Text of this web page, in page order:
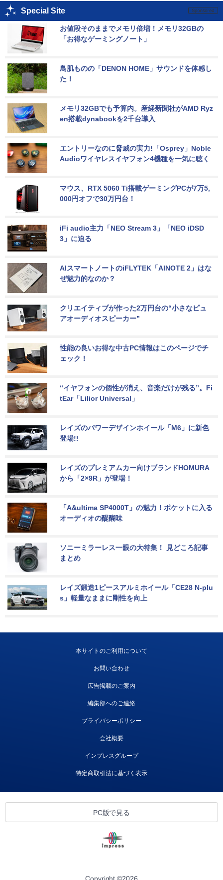
Special Site
お値段そのままでメモリ倍増！メモリ32GBの
「お得なゲーミングノート」
鳥肌ものの「DENON HOME」サウンドを体感し
た！
メモリ32GBでも予算内。産経新聞社がAMD Ryz
en搭載dynabookを2千台導入
エントリーなのに脅威の実力!「Osprey」Noble
Audioワイヤレスイヤフォン4機種を一気に聴く
マウス、RTX 5060 Ti搭載ゲーミングPCが7万5,
000円オフで30万円台！
iFi audio主力「NEO Stream 3」「NEO iDSD
3」に迫る
AIスマートノートのiFLYTEK「AINOTE 2」はな
ぜ魅力的なのか？
クリエイティブが作った2万円台の“小さなピュ
アオーディオスピーカー”
性能の良いお得な中古PC情報はこのページでチ
ェック！
“イヤフォンの個性が消え、音楽だけが残る”。Fi
tEar「Lilior Universal」
レイズのパワーデザインホイール「M6」に新色
登場!!
レイズのプレミアムカー向けブランドHOMURA
から「2×9R」が登場！
「A&ultima SP4000T」の魅力！ポケットに入る
オーディオの醍醐味
ソニーミラーレス一眼の大特集！ 見どころ記事
まとめ
レイズ鍛造1ピースアルミホイール「CE28 N-plu
s」軽量なままに剛性を向上
本サイトのご利用について
お問い合わせ
広告掲載のご案内
編集部へのご連絡
プライバシーポリシー
会社概要
インプレスグループ
特定商取引法に基づく表示
PC版で見る